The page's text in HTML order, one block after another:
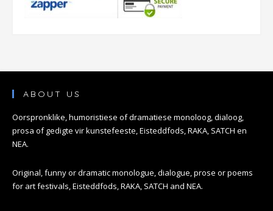
ABOUT US
Oorspronklike, humoristiese of dramatiese monoloog, dialoog,
prosa of gedigte vir kunstefeeste, Eisteddfods, RAKA, SATCH en
NEA.
Original, funny or dramatic monologue, dialogue, prose or poems
for art festivals, Eisteddfods, RAKA, SATCH and NEA.